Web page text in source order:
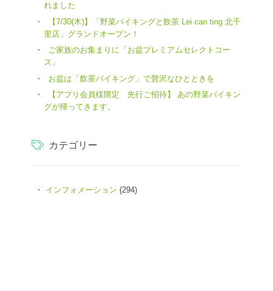
れました
【7/30(木)】「野菜バイキングと飲茶 Lei can ting 北千
里店」グランドオープン！
ご家族のお集まりに「お盆プレミアムセレクトコー
ス」
お盆は「飲茶バイキング」で贅沢なひとときを
【アプリ会員様限定 先行ご招待】 あの野菜バイキン
グが帰ってきます。
カテゴリー
インフォメーション (294)